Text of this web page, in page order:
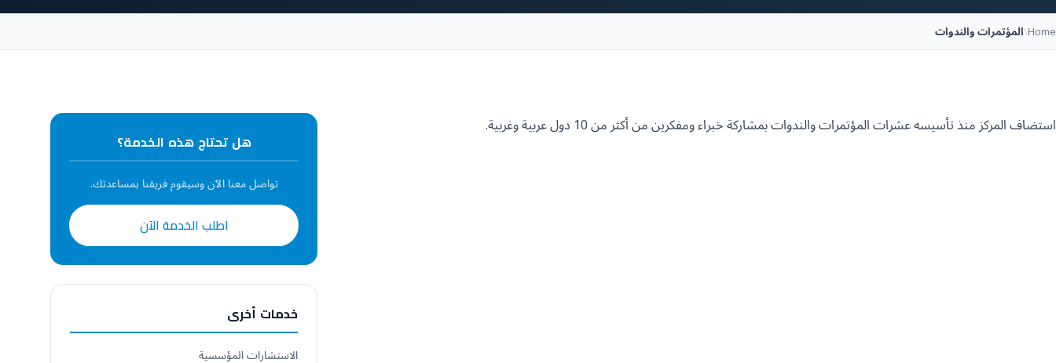
Home
\المؤتمرات والندوات
استضاف المركز منذ تأسيسه عشرات المؤتمرات والندوات بمشاركة خبراء ومفكرين من أكثر من 10 دول عربية وغربية.
هل تحتاج هذه الخدمة؟
تواصل معنا الآن وسيقوم فريقنا بمساعدتك.
اطلب الخدمة الآن
خدمات أخرى
الاستشارات المؤسسية